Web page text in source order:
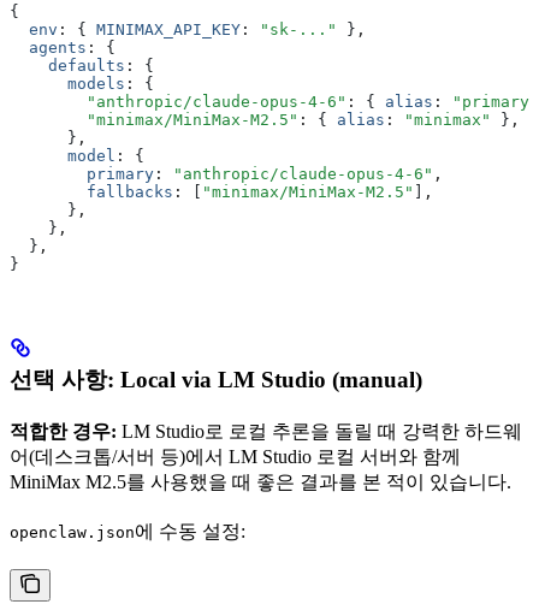
{
  env
: { MINIMAX_API_KEY : "sk-..." } ,
  agents
:
{
    defaults
:
{
      models
:
{
        "anthropic/claude-opus-4-6"
: { alias :
"primary"
        "minimax/MiniMax-M2.5"
: { alias : "minimax" } ,
      }
,
      model
:
{
        primary
: "anthropic/claude-opus-4-6" ,
        fallbacks
: [ "minimax/MiniMax-M2.5" ] ,
      }
,
    }
,
  }
,
}
선택 사항: Local via LM Studio (manual)
적합한 경우: LM Studio로 로컬 추론을 돌릴 때 강력한 하드웨
어(데스크톱/서버 등)에서 LM Studio 로컬 서버와 함께
MiniMax M2.5를 사용했을 때 좋은 결과를 본 적이 있습니다.
openclaw.json에 수동 설정: